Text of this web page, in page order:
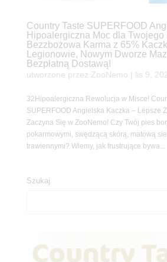
Country Taste SUPERFOOD
Hipoalergiczna Moc dla Twojego
Bezzbożowa Karma z 65%
Legionowie, Nowym Dworze
Bezpłatną Dostawą!
utworzone przez ZooNemo lis 9,
32Hipoalergiczna Rewolucja w Misce!
SUPERFOOD Angielska Kaczka – Lepsze
Zaczyna Się w ZooNemo! Czy Twój pies
pokarmowymi, swędzącą skórą, matową
trawiennymi? Wiemy, jak frustrujące bywa...
Szukaj